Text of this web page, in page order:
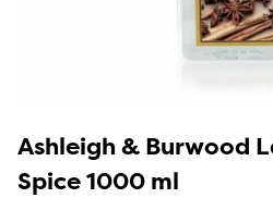
Ashleigh & Burwood
Spice 1000 ml